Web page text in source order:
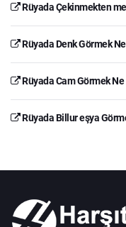
Rüyada Çekinmekten
Rüyada Denk Görmek
Rüyada Cam Görmek
Rüyada Billur eşya